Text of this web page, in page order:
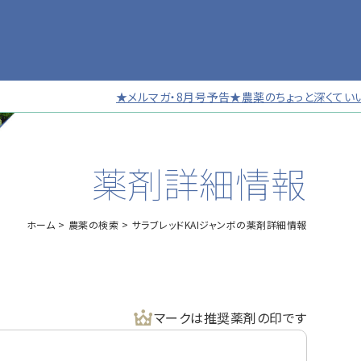
★メルマガ・8月号予告★農薬のちょっと深くて
薬剤詳細情報
ホーム 農薬の検索 サラブレッドKAIジャンボの薬剤詳細情報
マークは推奨薬剤の印です